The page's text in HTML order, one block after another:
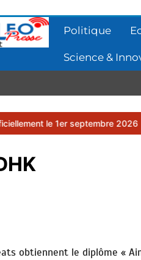
Politique
Science &
septembre 2026 EUFBUK : le
obtiennent le diplôme «